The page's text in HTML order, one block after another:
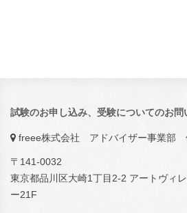
試験のお申し込み、受験についてのお問
freee株式会社 アドバイザー事業部
〒141-0032
東京都品川区大崎1丁目2-2 アートヴィ
ー21F